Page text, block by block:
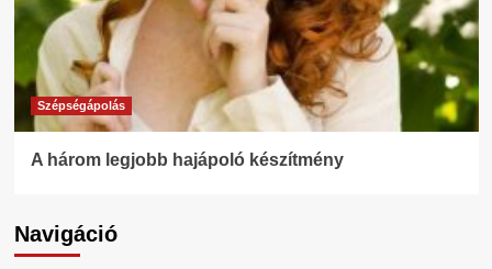
Szépségápolás
A három legjobb hajápoló készítmény
Navigáció